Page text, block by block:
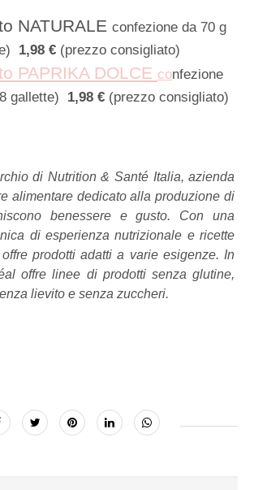
NATURALE confezione da 70 g
1,98 € (prezzo consigliato)
PAPRIKA DOLCE confezione
gallette) 1,98 € (prezzo consigliato)
di Nutrition & Santé Italia, azienda
alimentare dedicato alla produzione di
benessere e gusto. Con una
di esperienza nutrizionale e ricette
prodotti adatti a varie esigenze. In
offre linee di prodotti senza glutine,
lievito e senza zuccheri.